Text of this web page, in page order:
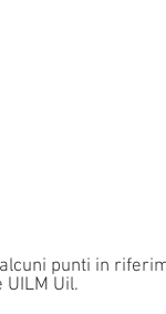
punti in
UILM Uil.